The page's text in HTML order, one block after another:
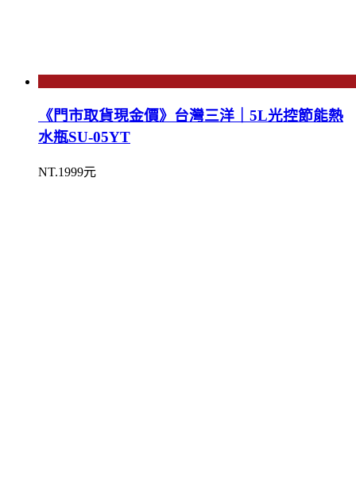
《門市取貨現金價》台灣三洋｜5L光控節能熱
水瓶SU-05YT
NT.1999元